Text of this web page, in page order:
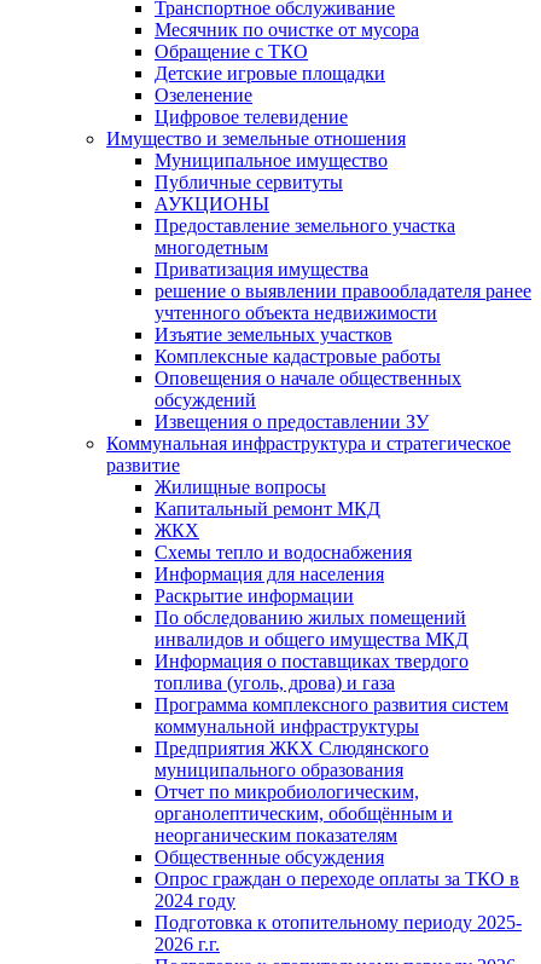
Транспортное обслуживание
Месячник по очистке от мусора
Обращение с ТКО
Детские игровые площадки
Озеленение
Цифровое телевидение
Имущество и земельные отношения
Муниципальное имущество
Публичные сервитуты
АУКЦИОНЫ
Предоставление земельного участка
многодетным
Приватизация имущества
решение о выявлении правообладателя ранее
учтенного объекта недвижимости
Изъятие земельных участков
Комплексные кадастровые работы
Оповещения о начале общественных
обсуждений
Извещения о предоставлении ЗУ
Коммунальная инфраструктура и стратегическое
развитие
Жилищные вопросы
Капитальный ремонт МКД
ЖКХ
Схемы тепло и водоснабжения
Информация для населения
Раскрытие информации
По обследованию жилых помещений
инвалидов и общего имущества МКД
Информация о поставщиках твердого
топлива (уголь, дрова) и газа
Программа комплексного развития систем
коммунальной инфраструктуры
Предприятия ЖКХ Слюдянского
муниципального образования
Отчет по микробиологическим,
органолептическим, обобщённым и
неорганическим показателям
Общественные обсуждения
Опрос граждан о переходе оплаты за ТКО в
2024 году
Подготовка к отопительному периоду 2025-
2026 г.г.